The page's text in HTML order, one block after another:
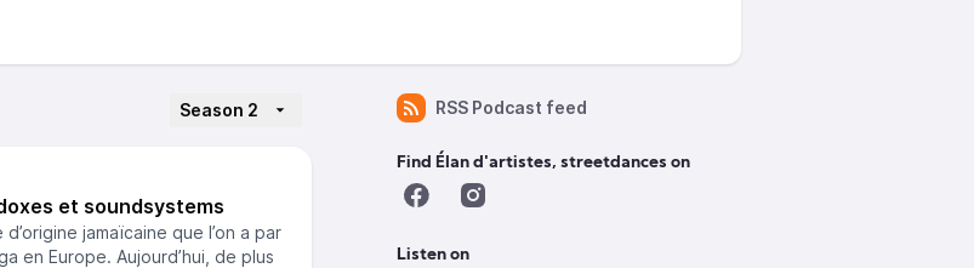
Season 2
et soundsystems
jamaïcaine que l’on a par
en Europe. Aujourd’hui, de plus
RSS Podcast feed
Find Élan d'artistes, streetdances on
Listen on